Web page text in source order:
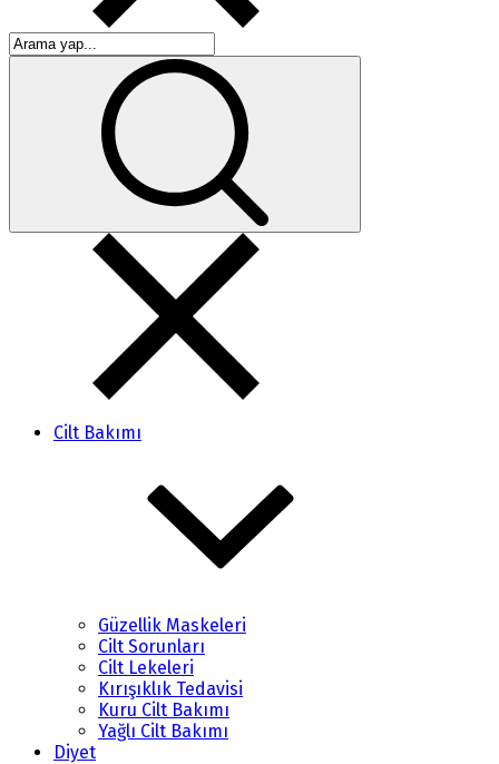
Cilt Bakımı
Güzellik Maskeleri
Cilt Sorunları
Cilt Lekeleri
Kırışıklık Tedavisi
Kuru Cilt Bakımı
Yağlı Cilt Bakımı
Diyet